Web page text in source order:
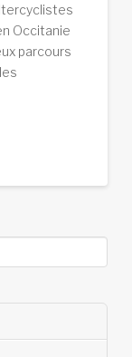
Occitanie
parcours